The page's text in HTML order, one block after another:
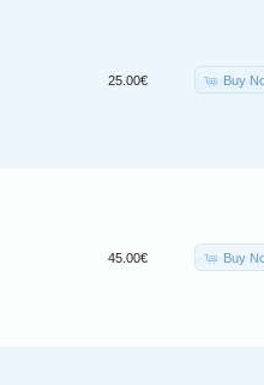
25.00€ Buy
45.00€ Buy